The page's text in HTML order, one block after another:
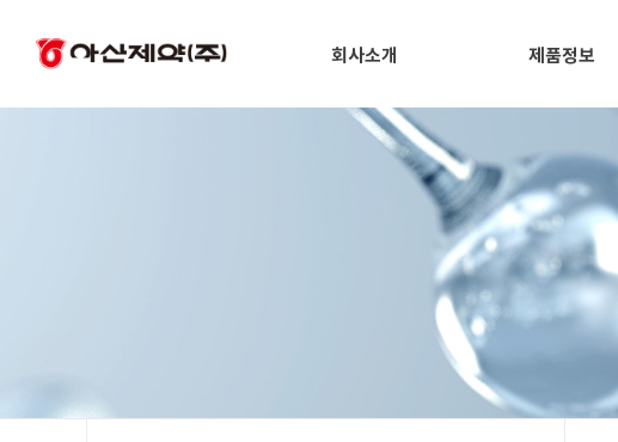
회사소개 제품정보